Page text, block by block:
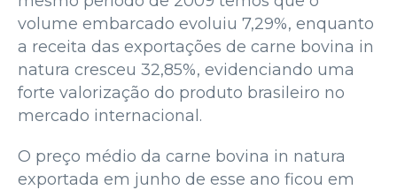
volume embarcado evoluiu 7,29%, enquanto
a receita das exportações de carne bovina in
natura cresceu 32,85%, evidenciando uma
forte valorização do produto brasileiro no
mercado internacional.
O preço médio da carne bovina in natura
exportada em junho de esse ano ficou em